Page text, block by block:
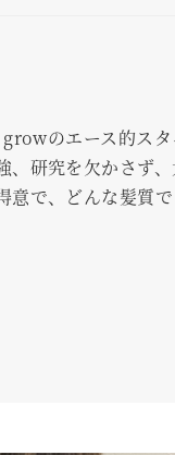
のエース的スタ
、研究を欠かさず
意で、どんな髪質